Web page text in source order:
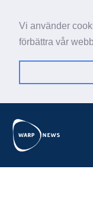
Vi använder
förbättra vår